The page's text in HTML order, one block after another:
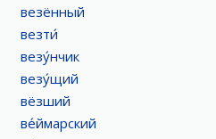
везённый
везти́
везу́нчик
везу́щий
вёзший
ве́ймарский